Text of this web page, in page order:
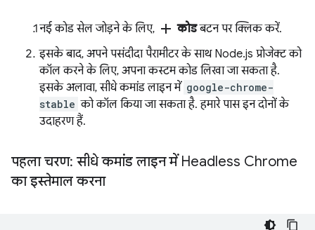
नई कोड सेल जोड़ने के लिए, add कोडबटन पर क्लिक करें.
इसके बाद, अपने पसंदीदा पैरामीटर के साथ Node.js प्रोजेक्ट को
कॉल करने के लिए, अपना कस्टम कोड लिखा जा सकता है.
इसके अलावा, सीधे कमांड लाइन में google-chrome-
stable को कॉल किया जा सकता है. हमारे पास इन दोनों के
उदाहरण हैं.
पहला चरण: सीधे कमांड लाइन में Headless Chrome
का इस्तेमाल करना